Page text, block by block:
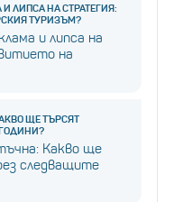
ЛИПСА НА СТРАТЕГИЯ:
ТУРИЗЪМ?
и липса на
на
ЩЕ ТЪРСЯТ
Какво ще
следващите